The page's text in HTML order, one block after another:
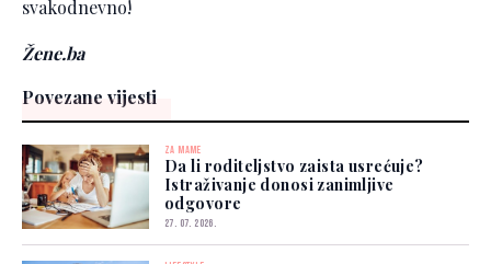
svakodnevno!
Žene.ba
Povezane vijesti
ZA MAME
Da li roditeljstvo zaista usrećuje?
Istraživanje donosi zanimljive
odgovore
27. 07. 2026.